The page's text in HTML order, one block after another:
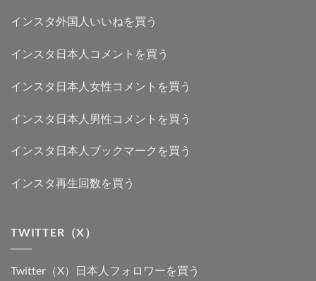
インスタ外国人いいねを買う
インスタ日本人コメントを買う
インスタ日本人女性コメントを買う
インスタ日本人男性コメントを買う
インスタ日本人ブックマークを買う
インスタ再生回数を買う
TWITTER（X）
Twitter（X）日本人フォロワーを買う